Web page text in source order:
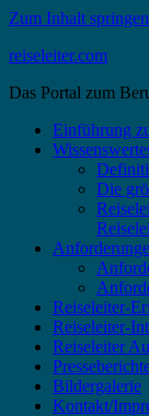
Zum Inhalt springen
reiseleiter.com
Das Portal zum
Einführung
Die
Reiseleiter-
Reiseleiter-
Reiseleiter
Bildergalerie
Kontakt/